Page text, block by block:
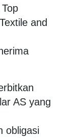
and
AS yang
obligasi